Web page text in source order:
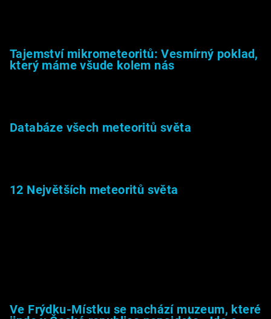
Tajemství mikrometeoritů: Vesmírný poklad,
který máme všude kolem nás
Databáze všech meteoritů světa
12 Největších meteoritů světa
Ve Frýdku-Místku se nachází muzeum, které